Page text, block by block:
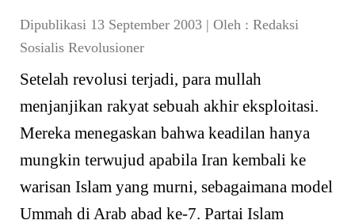
Dipublikasi 13 September 2003 | Oleh : Redaksi
Sosialis Revolusioner
Setelah revolusi terjadi, para mullah
menjanjikan rakyat sebuah akhir eksploitasi.
Mereka menegaskan bahwa keadilan hanya
mungkin terwujud apabila Iran kembali ke
warisan Islam yang murni, sebagaimana model
Ummah di Arab abad ke-7. Partai Islam